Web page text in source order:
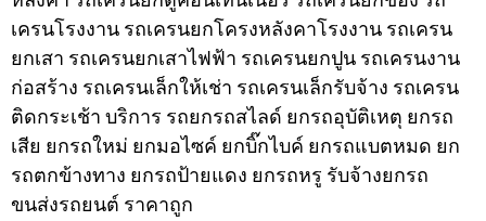
เครนโรงงาน รถเครนยกโครงหลังคาโรงงาน รถเครน
ยกเสา รถเครนยกเสาไฟฟ้า รถเครนยกปูน รถเครนงาน
ก่อสร้าง รถเครนเล็กให้เช่า รถเครนเล็กรับจ้าง รถเครน
ติดกระเช้าบริการ รถยกรถสไลด์ ยกรถอุบัติเหตุ ยกรถ
เสีย ยกรถใหม่ ยกมอไซค์ ยกบิ๊กไบค์ ยกรถแบตหมด ยก
รถตกข้างทาง ยกรถป้ายแดง ยกรถหรู รับจ้างยกรถ
ขนส่งรถยนต์ ราคาถูก